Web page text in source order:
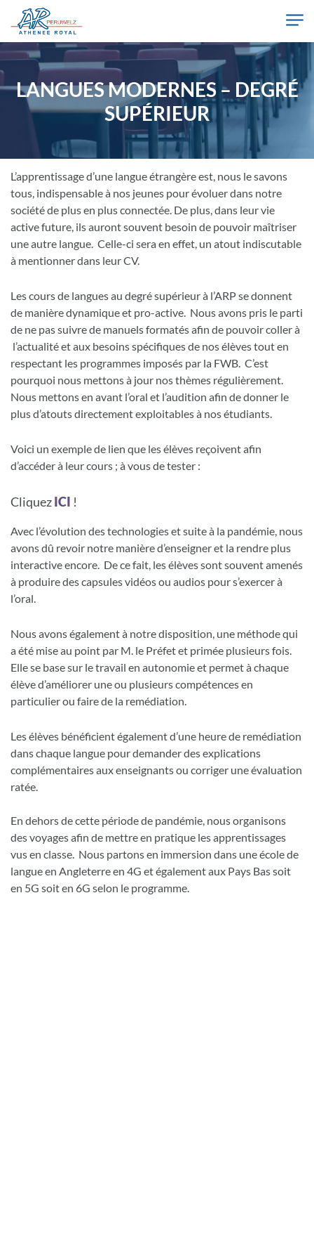
Skip to main content
Athénée Royal de Péruwelz
LANGUES MODERNES – DEGRÉ
SUPÉRIEUR
L’apprentissage d’une langue étrangère est, nous le savons
tous, indispensable à nos jeunes pour évoluer dans notre
société de plus en plus connectée. De plus, dans leur vie
active future, ils auront souvent besoin de pouvoir maîtriser
une autre langue. Celle-ci sera en effet, un atout indiscutable
à mentionner dans leur CV.
Les cours de langues au degré supérieur à l’ARP se donnent
de manière dynamique et pro-active. Nous avons pris le parti
de ne pas suivre de manuels formatés afin de pouvoir coller à
l’actualité et aux besoins spécifiques de nos élèves tout en
respectant les programmes imposés par la FWB. C’est
pourquoi nous mettons à jour nos thèmes régulièrement.
Nous mettons en avant l’oral et l’audition afin de donner le
plus d’atouts directement exploitables à nos étudiants.
Voici un exemple de lien que les élèves reçoivent afin
d’accéder à leur cours ; à vous de tester :
CliquezICI !
Avec l’évolution des technologies et suite à la pandémie, nous
avons dû revoir notre manière d’enseigner et la rendre plus
interactive encore. De ce fait, les élèves sont souvent amenés
à produire des capsules vidéos ou audios pour s’exercer à
l’oral.
Nous avons également à notre disposition, une méthode qui
a été mise au point par M. le Préfet et primée plusieurs fois.
Elle se base sur le travail en autonomie et permet à chaque
élève d’améliorer une ou plusieurs compétences en
particulier ou faire de la remédiation.
Les élèves bénéficient également d’une heure de remédiation
dans chaque langue pour demander des explications
complémentaires aux enseignants ou corriger une évaluation
ratée.
En dehors de cette période de pandémie, nous organisons
des voyages afin de mettre en pratique les apprentissages
vus en classe. Nous partons en immersion dans une école de
langue en Angleterre en 4G et également aux Pays Bas soit
en 5G soit en 6G selon le programme.